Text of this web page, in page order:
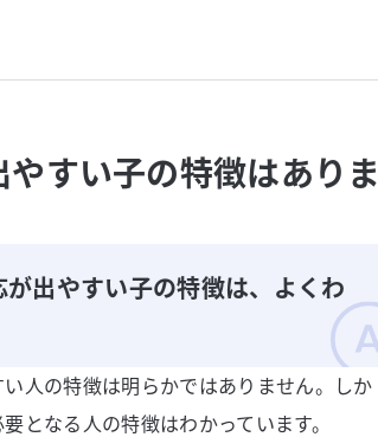
すい子の特徴はありま
出やすい子の特徴は、よくわ
人の特徴は明らかではありません。しか
となる人の特徴はわかっています。